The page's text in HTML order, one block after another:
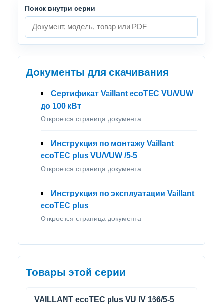
Поиск внутри серии
Документы для скачивания
Сертификат Vaillant ecoTEC VU/VUW
до 100 кВт
Откроется страница документа
Инструкция по монтажу Vaillant
ecoTEC plus VU/VUW /5-5
Откроется страница документа
Инструкция по эксплуатации Vaillant
ecoTEC plus
Откроется страница документа
Товары этой серии
VAILLANT ecoTEC plus VU IV 166/5-5